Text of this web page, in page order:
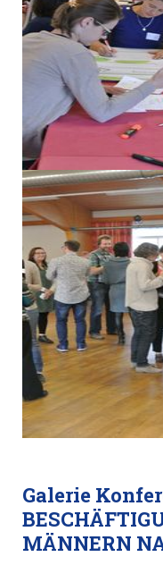
Galerie
MÄNNERN